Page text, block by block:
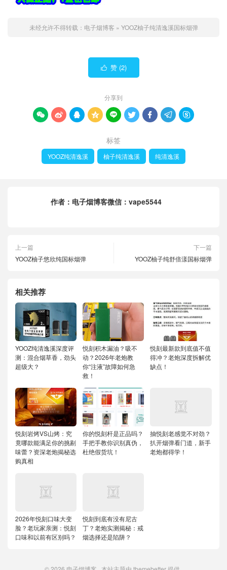
未经允许不得转载： 电子烟博客 » YOOZ柚子纯清逸溪国标烟弹
 赞 (2)
分享到
        
标签
YOOZ纯清逸溪 柚子纯清逸溪 纯清逸溪
作者： 电子烟博客微信：vape5544
上一篇
YOOZ柚子悠欣纯国标烟弹
下一篇
YOOZ柚子纯舒倍漾国标烟弹
相关推荐
YOOZ纯清逸溪深度评
测：混合烟草香，劲头
超级大？
悦刻积木漏油？吸不
动？2026年老炮教
你“注液”故障如何急
救！
悦刻最新款到底值不值
得冲？老炮深度拆解优
缺点！
悦刻岩烤VS山烤：究
竟哪款能满足你的挑剔
味蕾？资深老炮揭秘选
购真相
你的悦刻杆是正品吗？
手把手教你识别真伪，
杜绝假货坑！
抽悦刻老感觉不对劲？
扒开烟弹看门道，新手
老炮都得学！
2026年悦刻口味大变
脸？老玩家亲测：悦刻
口味和以前有区别吗？
悦刻到底有没有尼古
丁？老炮实测揭秘：戒
烟选择还是陷阱？